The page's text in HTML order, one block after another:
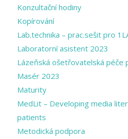
Konzultační hodiny
Kopírování
Lab.technika – prac.sešit pro
Laboratorní asistent 2023
Lázeňská ošetřovatelská péče
Masér 2023
Maturity
MedLit – Developing media
patients
Metodická podpora